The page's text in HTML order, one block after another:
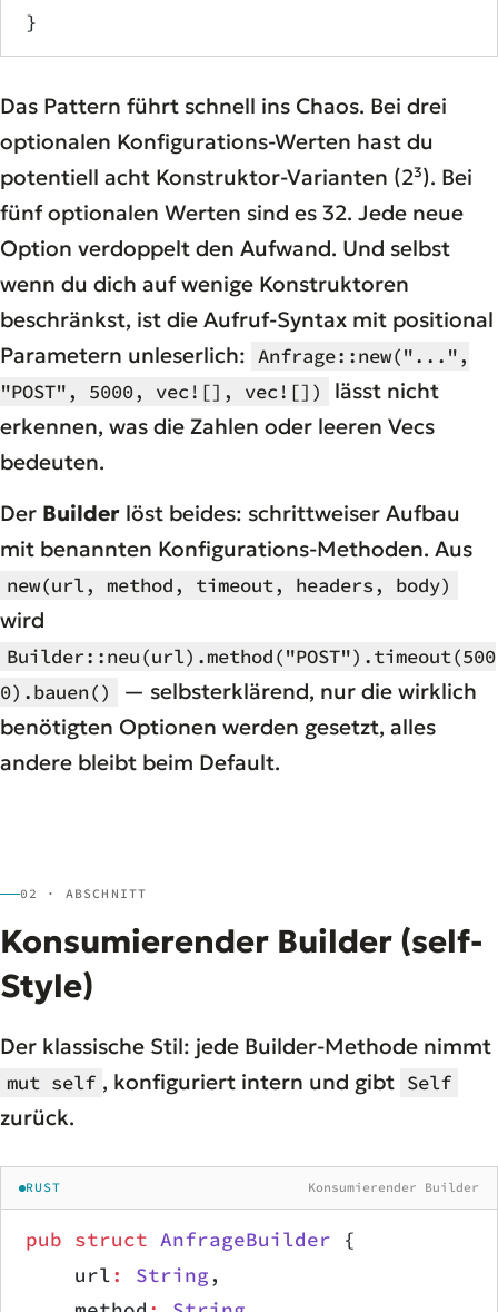
}
Das Pattern führt schnell ins Chaos. Bei drei
optionalen Konfigurations-Werten hast du
potentiell acht Konstruktor-Varianten (2³). Bei
fünf optionalen Werten sind es 32. Jede neue
Option verdoppelt den Aufwand. Und selbst
wenn du dich auf wenige Konstruktoren
beschränkst, ist die Aufruf-Syntax mit positional
Parametern unleserlich: Anfrage::new("...",
"POST", 5000, vec![], vec![])
lässt nicht
erkennen, was die Zahlen oder leeren Vecs
bedeuten.
Der Builder löst beides: schrittweiser Aufbau
mit benannten Konfigurations-Methoden. Aus
new(url, method, timeout, headers, body)
wird
Builder::neu(url).method("POST").timeout(500
0).bauen()
— selbsterklärend, nur die wirklich
benötigten Optionen werden gesetzt, alles
andere bleibt beim Default.
02 · ABSCHNITT
Konsumierender Builder (self-
Style)
Der klassische Stil: jede Builder-Methode nimmt
mut self , konfiguriert intern und gibt Self
zurück.
RUST Konsumierender Builder
pub struct AnfrageBuilder {
    url
: String,